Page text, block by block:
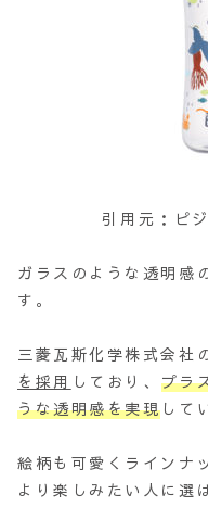
引用元：ピ
ガラスのような透明感
す。
三菱瓦斯化学株式会社
を採用 しており、 プラ
うな透明感を実現 して
絵柄も可愛くラインナ
より楽しみたい人に選